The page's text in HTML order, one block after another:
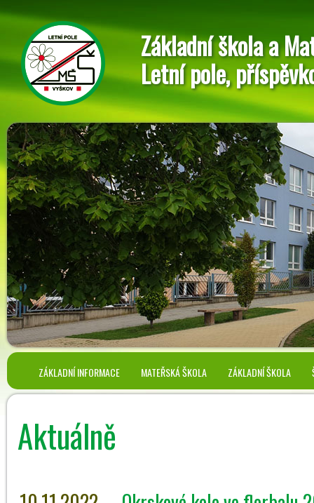
Základní škola a
Letní pole,
ZÁKLADNÍ INFORMACE MATEŘSKÁ ŠKOLA ZÁKLADNÍ ŠKOLA
Aktuálně